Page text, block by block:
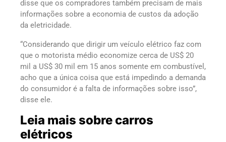
disse que os compradores também precisam de mais
informações sobre a economia de custos da adoção
da eletricidade.
“Considerando que dirigir um veículo elétrico faz com
que o motorista médio economize cerca de US$ 20
mil a US$ 30 mil em 15 anos somente em combustível,
acho que a única coisa que está impedindo a demanda
do consumidor é a falta de informações sobre isso”,
disse ele.
Leia mais sobre carros
elétricos